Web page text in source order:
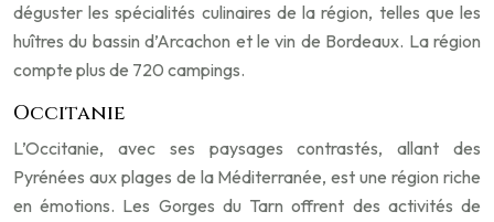
déguster les spécialités culinaires de la région, telles que les
huîtres du bassin d’Arcachon et le vin de Bordeaux. La région
compte plus de 720 campings.
Occitanie
L’Occitanie, avec ses paysages contrastés, allant des
Pyrénées aux plages de la Méditerranée, est une région riche
en émotions. Les Gorges du Tarn offrent des activités de